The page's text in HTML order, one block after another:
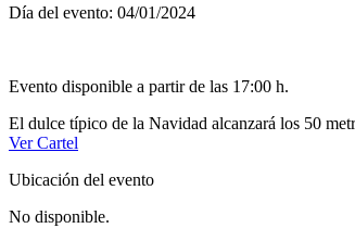
Día del evento: 04/01/2024
Evento disponible a partir de las 17:00 h.
El dulce típico de la Navidad alcanzará los 50
Ver Cartel
Ubicación del evento
No disponible.